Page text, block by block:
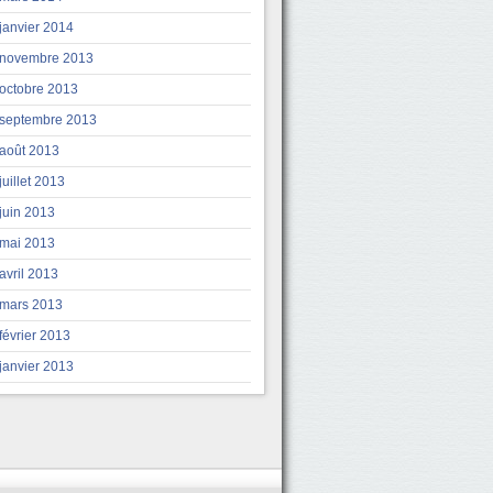
janvier 2014
novembre 2013
octobre 2013
septembre 2013
août 2013
juillet 2013
juin 2013
mai 2013
avril 2013
mars 2013
février 2013
janvier 2013